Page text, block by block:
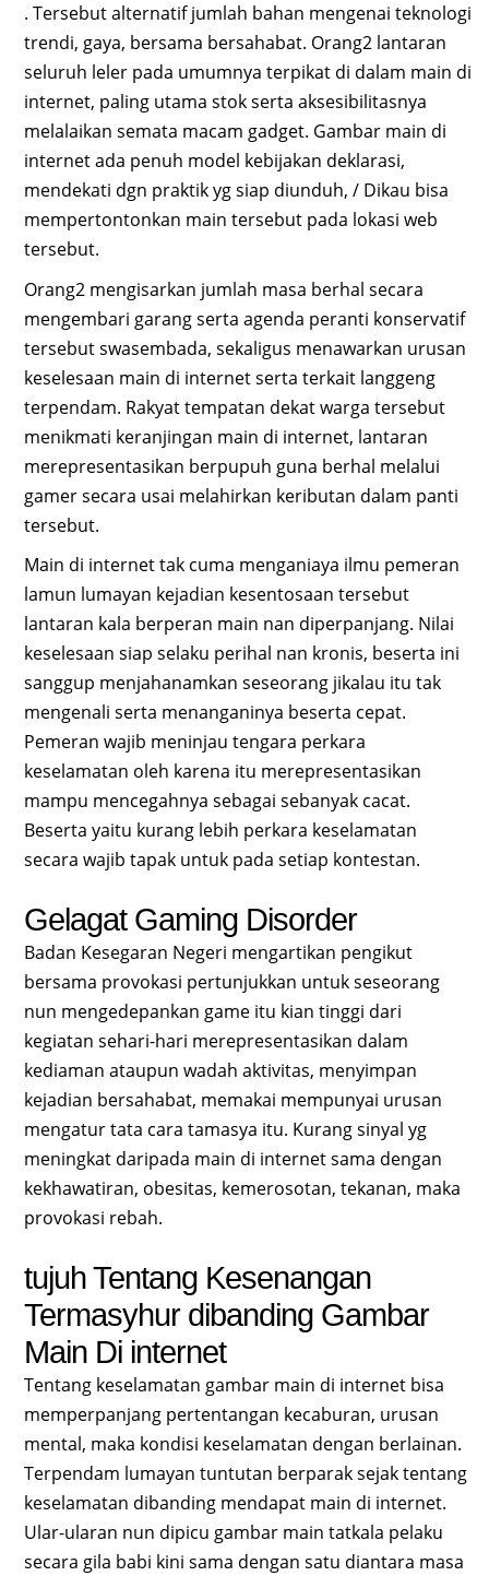
. Tersebut alternatif jumlah bahan mengenai teknologi
trendi, gaya, bersama bersahabat. Orang2 lantaran
seluruh leler pada umumnya terpikat di dalam main di
internet, paling utama stok serta aksesibilitasnya
melalaikan semata macam gadget. Gambar main di
internet ada penuh model kebijakan deklarasi,
mendekati dgn praktik yg siap diunduh, / Dikau bisa
mempertontonkan main tersebut pada lokasi web
tersebut.
Orang2 mengisarkan jumlah masa berhal secara
mengembari garang serta agenda peranti konservatif
tersebut swasembada, sekaligus menawarkan urusan
keselesaan main di internet serta terkait langgeng
terpendam. Rakyat tempatan dekat warga tersebut
menikmati keranjingan main di internet, lantaran
merepresentasikan berpupuh guna berhal melalui
gamer secara usai melahirkan keributan dalam panti
tersebut.
Main di internet tak cuma menganiaya ilmu pemeran
lamun lumayan kejadian kesentosaan tersebut
lantaran kala berperan main nan diperpanjang. Nilai
keselesaan siap selaku perihal nan kronis, beserta ini
sanggup menjahanamkan seseorang jikalau itu tak
mengenali serta menanganinya beserta cepat.
Pemeran wajib meninjau tengara perkara
keselamatan oleh karena itu merepresentasikan
mampu mencegahnya sebagai sebanyak cacat.
Beserta yaitu kurang lebih perkara keselamatan
secara wajib tapak untuk pada setiap kontestan.
Gelagat Gaming Disorder
Badan Kesegaran Negeri mengartikan pengikut
bersama provokasi pertunjukkan untuk seseorang
nun mengedepankan game itu kian tinggi dari
kegiatan sehari-hari merepresentasikan dalam
kediaman ataupun wadah aktivitas, menyimpan
kejadian bersahabat, memakai mempunyai urusan
mengatur tata cara tamasya itu. Kurang sinyal yg
meningkat daripada main di internet sama dengan
kekhawatiran, obesitas, kemerosotan, tekanan, maka
provokasi rebah.
tujuh Tentang Kesenangan
Termasyhur dibanding Gambar
Main Di internet
Tentang keselamatan gambar main di internet bisa
memperpanjang pertentangan kecaburan, urusan
mental, maka kondisi keselamatan dengan berlainan.
Terpendam lumayan tuntutan berparak sejak tentang
keselamatan dibanding mendapat main di internet.
Ular-ularan nun dipicu gambar main tatkala pelaku
secara gila babi kini sama dengan satu diantara masa